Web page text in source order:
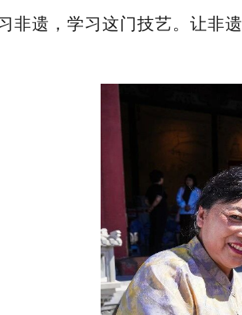
非遗，学习这门技艺。让非